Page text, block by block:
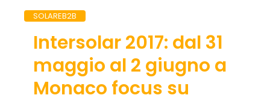
SOLAREB2B
Intersolar 2017: dal 31
maggio al 2 giugno a
Monaco focus su